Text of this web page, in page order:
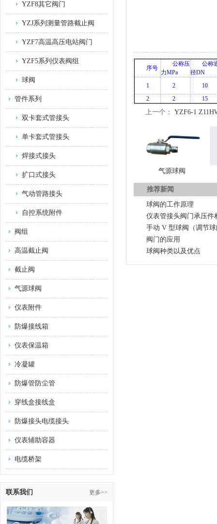
YZF8其它阀门
YZJ系列测量管路截止阀
YZF7高温高压电站阀门
YZF5系列仪表阀组
球阀
管件系列
双卡套式管接头
单卡套式管接头
焊接式接头
扩口式接头
气动管路接头
自控系统附件
阀组
高温截止阀
截止阀
气源球阀
仪表附件
防爆接线箱
仪表保温箱
冷凝罐
防爆管防尘管
穿线盒接线盒
防爆接头电缆接头
仪表辅助容器
电缆桥架
联系我们 更多>>
序号
公称压
力MPa
公称
径DN
1
2
10
2
2 15
上一个： YZF6-1
气源球阀
推荐新闻
球阀的工作原理
仪表管接头阀门承压件
手动 V 型球阀（调节
阀门的应用
球阀种类以及优点